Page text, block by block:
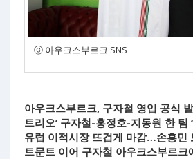
ⓒ 아우크스부르크 SNS
아우크스부르크, 구자철 영입 공식
트리오’ 구자철-홍정호-지동원 한 팀
유럽 이적시장 뜨겁게 마감…손흥민
트문트 이어 구자철 아우크스부르크